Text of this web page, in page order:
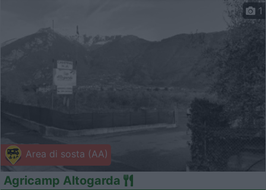
Area di sosta (AA)
1
Agricamp Altogarda